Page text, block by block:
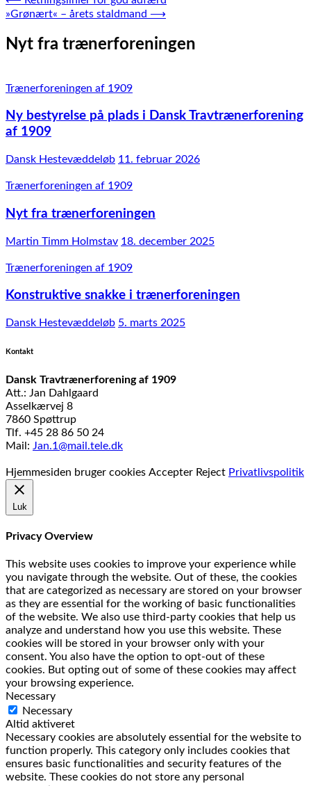
»Grønært« – årets staldmand ⟶
Nyt fra trænerforeningen
Trænerforeningen af 1909
Ny bestyrelse på plads i Dansk Travtrænerforening
af 1909
Dansk Hestevæddeløb 11. februar 2026
Trænerforeningen af 1909
Nyt fra trænerforeningen
Martin Timm Holmstav 18. december 2025
Trænerforeningen af 1909
Konstruktive snakke i trænerforeningen
Dansk Hestevæddeløb 5. marts 2025
Kontakt
Dansk Travtrænerforening af 1909
Att.: Jan Dahlgaard
Asselkærvej 8
7860 Spøttrup
Tlf. +45 28 86 50 24
Mail: Jan.1@mail.tele.dk
Hjemmesiden bruger cookies Accepter Reject Privatlivspolitik
Luk
Privacy Overview
This website uses cookies to improve your experience while
you navigate through the website. Out of these, the cookies
that are categorized as necessary are stored on your browser
as they are essential for the working of basic functionalities
of the website. We also use third-party cookies that help us
analyze and understand how you use this website. These
cookies will be stored in your browser only with your
consent. You also have the option to opt-out of these
cookies. But opting out of some of these cookies may affect
your browsing experience.
Necessary
Necessary
Altid aktiveret
Necessary cookies are absolutely essential for the website to
function properly. This category only includes cookies that
ensures basic functionalities and security features of the
website. These cookies do not store any personal